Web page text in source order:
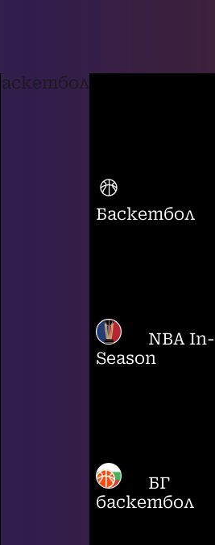
баскетбол
Баскетбол
NBA In-
Season
БГ
баскетбол